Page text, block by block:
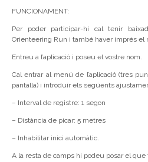
FUNCIONAMENT:
Per poder participar-hi cal tenir
Orienteering Run i també haver imprès el
Entreu a l’aplicació i poseu el vostre nom.
Cal entrar al menú de l’aplicació (tres
pantalla) i introduir els següents
– Interval de registre: 1 segon
– Distància de picar: 5 metres
– Inhabilitar inici automàtic.
A la resta de camps hi podeu posar el